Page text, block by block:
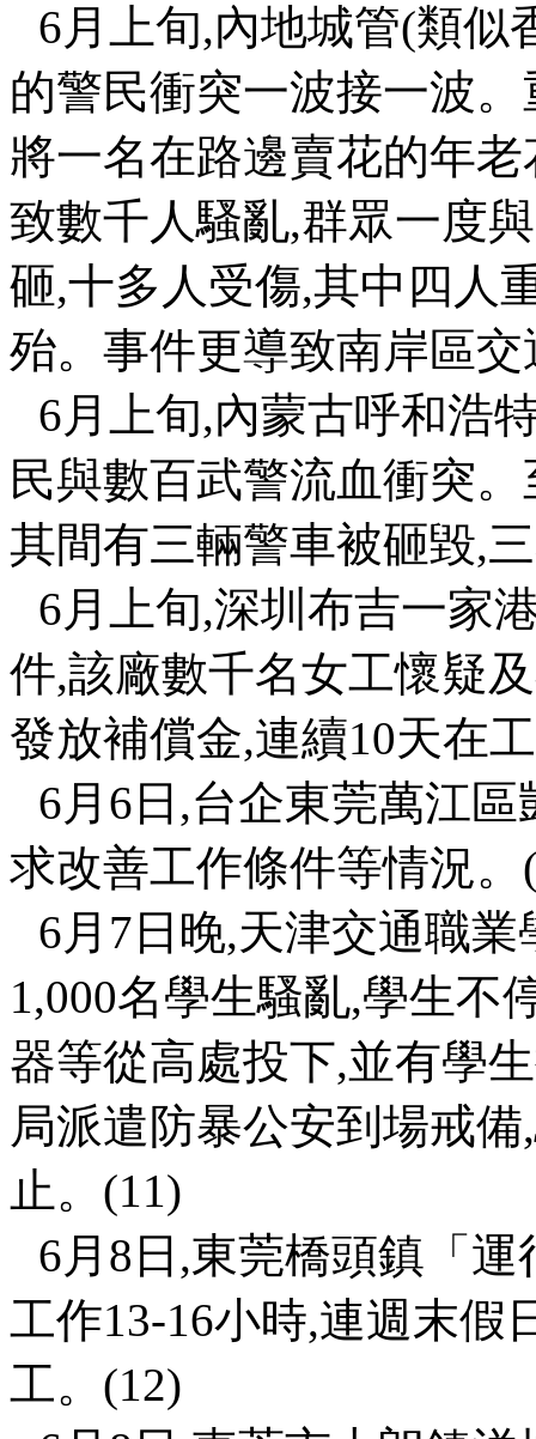
6月上旬,內地城管(類似
的警民衝突一波接一波
將一名在路邊賣花的年
致數千人騷亂,群眾一度
砸,十多人受傷,其中四人
殆。事件更導致南岸區
6月上旬,內蒙古呼和浩
民與數百武警流血衝突。
其間有三輛警車被砸毀,
6月上旬,深圳布吉一家
件,該廠數千名女工懷疑
發放補償金,連續10天在
6月 6 日 ,台企東莞萬江區
求改善工作條件等情況。
6月 7 日晚,天津交通職
1,000名學生騷亂,學生不
器等從高處投下,並有學
局派遣防暴公安到場戒備,
止。 (11)
6月 8 日 ,東莞橋頭鎮「運
工作13-16小時,連週末假
工。 (12)